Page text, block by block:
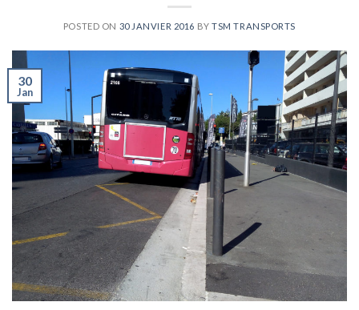
POSTED ON 30 JANVIER 2016 BYTSM TRANSPORTS
30
Jan